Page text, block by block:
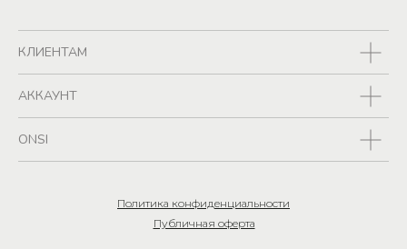
КЛИЕНТАМ
АККАУНТ
ONSI
Политика конфиденциальности
Публичная оферта